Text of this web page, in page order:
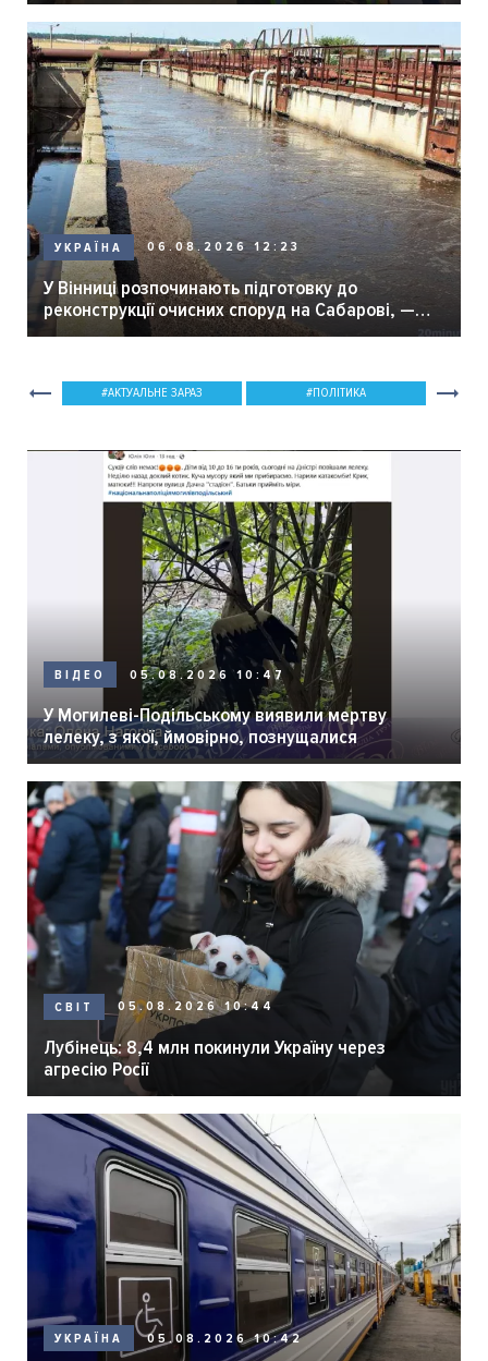
УКРАЇНА 06.08.2026 12:23
У Вінниці розпочинають підготовку до
реконструкції очисних споруд на Сабарові, —
мер Вінниці.
АКТУАЛЬНЕ ЗАРАЗ ПОЛІТИКА
ВІДЕО 05.08.2026 10:47
У Могилеві-Подільському виявили мертву
лелеку, з якої, ймовірно, познущалися
СВІТ 05.08.2026 10:44
Лубінець: 8,4 млн покинули Україну через
агресію Росії
УКРАЇНА 05.08.2026 10:42